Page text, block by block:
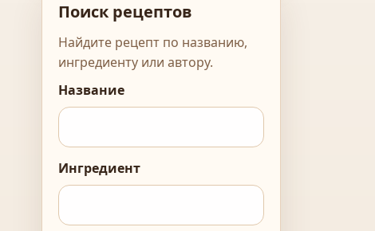
Поиск рецептов
Найдите рецепт по названию,
ингредиенту или автору.
Название
Ингредиент